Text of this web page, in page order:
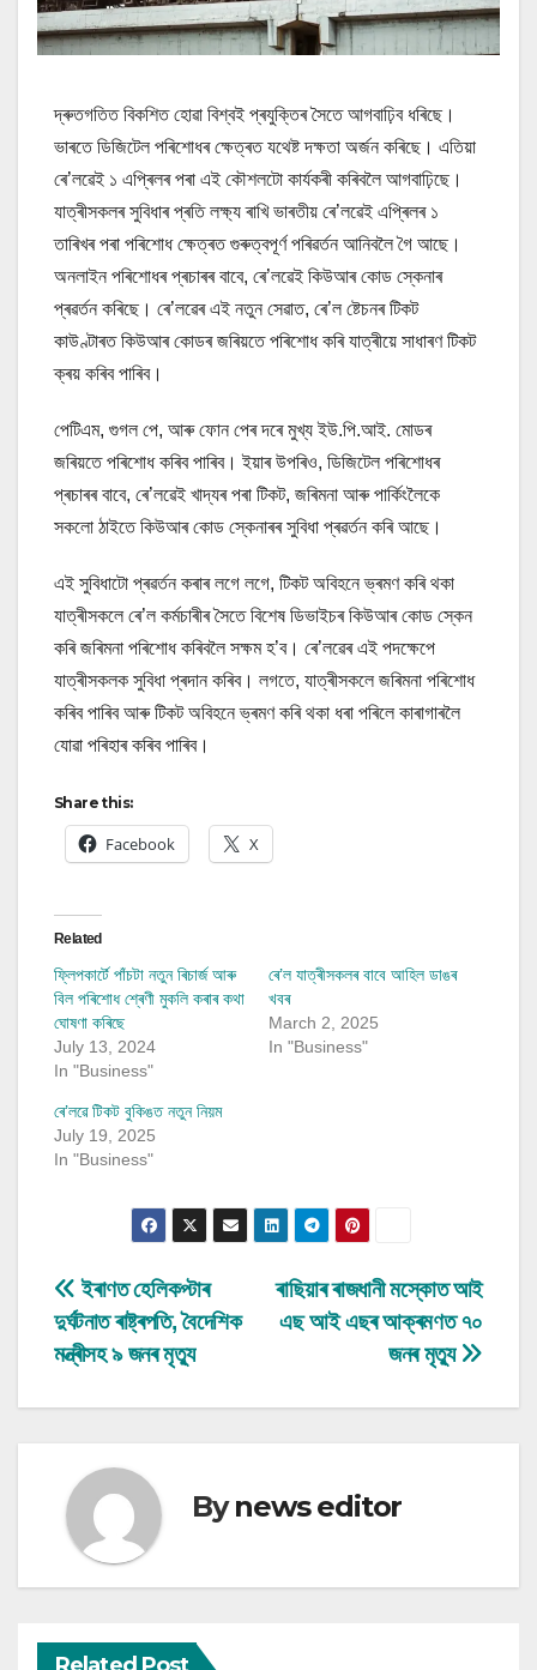
দ্ৰুতগতিত বিকশিত হোৱা বিশ্বই প্ৰযুক্তিৰ সৈতে আগবাঢ়িব ধৰিছে।
ভাৰতে ডিজিটেল পৰিশোধৰ ক্ষেত্ৰত যথেষ্ট দক্ষতা অৰ্জন কৰিছে। এতিয়া
ৰে’লৱেই ১ এপ্ৰিলৰ পৰা এই কৌশলটো কাৰ্যকৰী কৰিবলৈ আগবাঢ়িছে।
যাত্ৰীসকলৰ সুবিধাৰ প্ৰতি লক্ষ্য ৰাখি ভাৰতীয় ৰে’লৱেই এপ্ৰিলৰ ১
তাৰিখৰ পৰা পৰিশোধ ক্ষেত্ৰত গুৰুত্বপূৰ্ণ পৰিৱৰ্তন আনিবলৈ গৈ আছে।
অনলাইন পৰিশোধৰ প্ৰচাৰৰ বাবে, ৰে’লৱেই কিউআৰ কোড স্কেনাৰ
প্ৰৱৰ্তন কৰিছে। ৰে’লৱেৰ এই নতুন সেৱাত, ৰে’ল ষ্টেচনৰ টিকট
কাউণ্টাৰত কিউআৰ কোডৰ জৰিয়তে পৰিশোধ কৰি যাত্ৰীয়ে সাধাৰণ টিকট
ক্ৰয় কৰিব পাৰিব।
পেটিএম, গুগল পে, আৰু ফোন পেৰ দৰে মুখ্য ইউ.পি.আই. মোডৰ
জৰিয়তে পৰিশোধ কৰিব পাৰিব। ইয়াৰ উপৰিও, ডিজিটেল পৰিশোধৰ
প্ৰচাৰৰ বাবে, ৰে’লৱেই খাদ্যৰ পৰা টিকট, জৰিমনা আৰু পাৰ্কিংলৈকে
সকলো ঠাইতে কিউআৰ কোড স্কেনাৰৰ সুবিধা প্ৰৱৰ্তন কৰি আছে।
এই সুবিধাটো প্ৰৱৰ্তন কৰাৰ লগে লগে, টিকট অবিহনে ভ্ৰমণ কৰি থকা
যাত্ৰীসকলে ৰে’ল কৰ্মচাৰীৰ সৈতে বিশেষ ডিভাইচৰ কিউআৰ কোড স্কেন
কৰি জৰিমনা পৰিশোধ কৰিবলৈ সক্ষম হ’ব। ৰে’লৱেৰ এই পদক্ষেপে
যাত্ৰীসকলক সুবিধা প্ৰদান কৰিব। লগতে, যাত্ৰীসকলে জৰিমনা পৰিশোধ
কৰিব পাৰিব আৰু টিকট অবিহনে ভ্ৰমণ কৰি থকা ধৰা পৰিলে কাৰাগাৰলৈ
যোৱা পৰিহাৰ কৰিব পাৰিব।
Share this:
Facebook X
Related
ফ্লিপকাৰ্টে পাঁচটা নতুন ৰিচাৰ্জ আৰু
বিল পৰিশোধ শ্ৰেণী মুকলি কৰাৰ কথা
ঘোষণা কৰিছে
July 13, 2024
In "Business"
ৰে’ল যাত্ৰীসকলৰ বাবে আহিল ডাঙৰ
খবৰ
March 2, 2025
In "Business"
ৰে’লৱে টিকট বুকিঙত নতুন নিয়ম
July 19, 2025
In "Business"
Post
navigation
ৰাছিয়াৰ ৰাজধানী মস্কোত আই
এছ আই এছৰ আক্ৰমণত ৭০
জনৰ মৃত্যু
ইৰাণত হেলিকপ্টাৰ
দুৰ্ঘটনাত ৰাষ্ট্ৰপতি, বৈদেশিক
মন্ত্ৰীসহ ৯ জনৰ মৃত্যু
Bynews editor